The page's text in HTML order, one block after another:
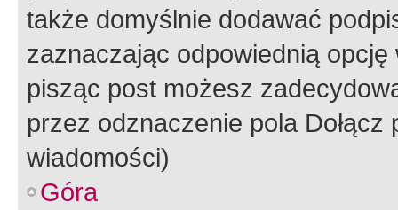
także domyślnie dodawać
zaznaczając odpowiednią
pisząc post możesz
przez odznaczenie pola
wiadomości)
Góra